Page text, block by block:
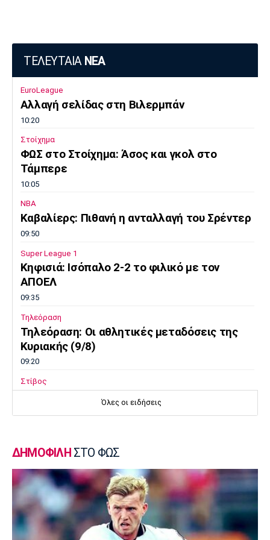
ΤΕΛΕΥΤΑΙΑ ΝΕΑ
EuroLeague
Αλλαγή σελίδας στη Βιλερμπάν
10:20
Στοίχημα
ΦΩΣ στο Στοίχημα: Άσος και γκολ στο
Τάμπερε
10:05
NBA
Καβαλίερς: Πιθανή η ανταλλαγή του Σρέντερ
09:50
Super League 1
Κηφισιά: Ισόπαλο 2-2 το φιλικό με τον
ΑΠΟΕΛ
09:35
Τηλεόραση
Τηλεόραση: Οι αθλητικές μεταδόσεις της
Κυριακής (9/8)
09:20
Στίβος
Παγκόσμιο Πρωτάθλημα Κ20: Πέμπτος ο
Αλιβιζάτος, ένατος ο Κουλούρης
Μπραν - ΠΑΟΚ 3-2: Τα highlights της
αναμέτρησης
08:50
Super League 2
Νίκη Βόλου: Νικηφόρο το φιλικό επί του
Όλες οι ειδήσεις
ΔΗΜΟΦΙΛΗ ΣΤΟ ΦΩΣ